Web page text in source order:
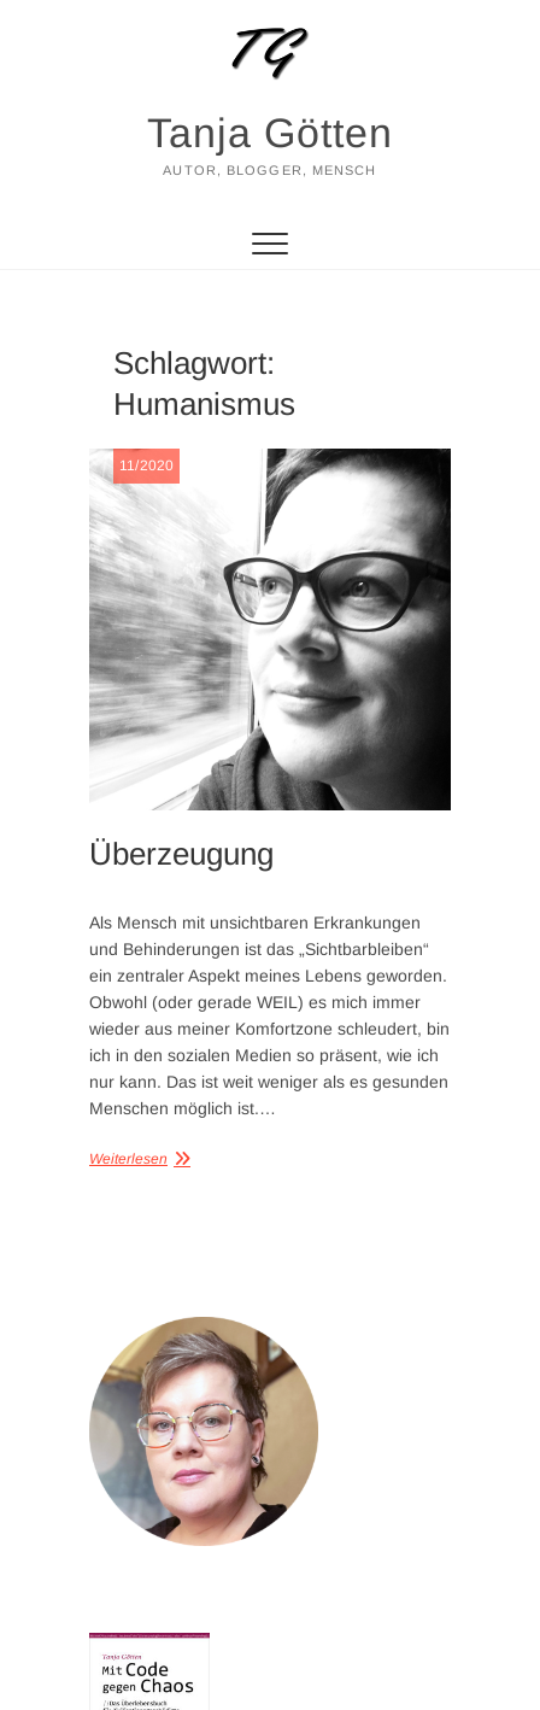
Tanja Götten
AUTOR, BLOGGER, MENSCH
Schlagwort:
Humanismus
11/2020
Überzeugung
Als Mensch mit unsichtbaren Erkrankungen
und Behinderungen ist das „Sichtbarbleiben“
ein zentraler Aspekt meines Lebens geworden.
Obwohl (oder gerade WEIL) es mich immer
wieder aus meiner Komfortzone schleudert, bin
ich in den sozialen Medien so präsent, wie ich
nur kann. Das ist weit weniger als es gesunden
Menschen möglich ist.…
Weiterlesen